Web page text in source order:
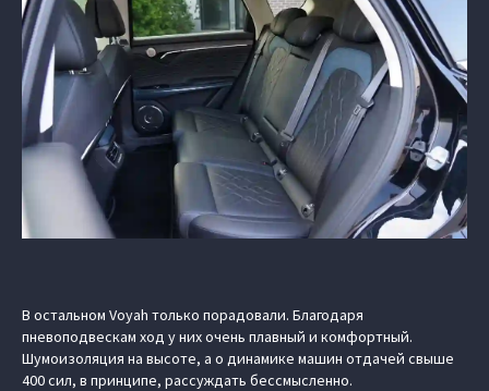
В остальном Voyah только порадовали. Благодаря
пневоподвескам ход у них очень плавный и комфортный.
Шумоизоляция на высоте, а о динамике машин отдачей свыше
400 сил, в принципе, рассуждать бессмысленно.